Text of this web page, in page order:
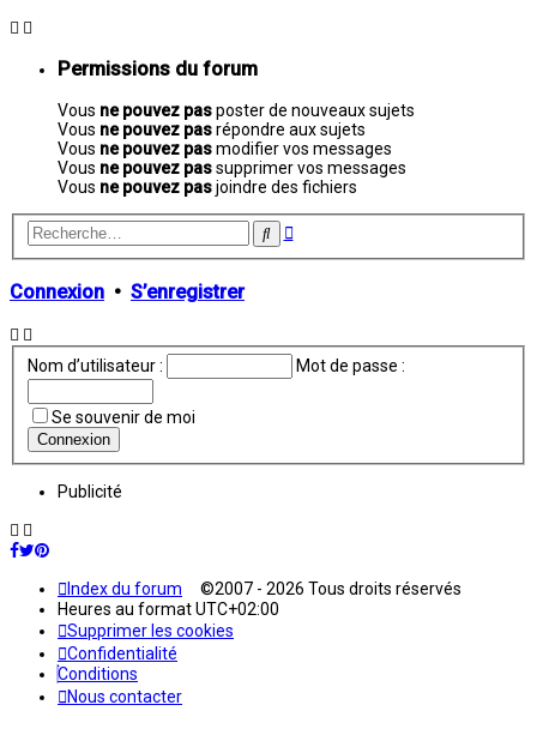
Permissions du forum
Vous ne pouvez pasposter de nouveaux sujets
Vous ne pouvez pasrépondre aux sujets
Vous ne pouvez pasmodifier vos messages
Vous ne pouvez passupprimer vos messages
Vous ne pouvez pasjoindre des fichiers
Rechercher
Recherche
Connexion • S’enregistrer
Nom d’utilisateur : Mot de passe :
Se souvenir de moi
Publicité
Index du forum ©2007 - 2026 Tous droits réservés
Heures au formatUTC+02:00
Supprimer les cookies
Confidentialité
Conditions
Nous contacter